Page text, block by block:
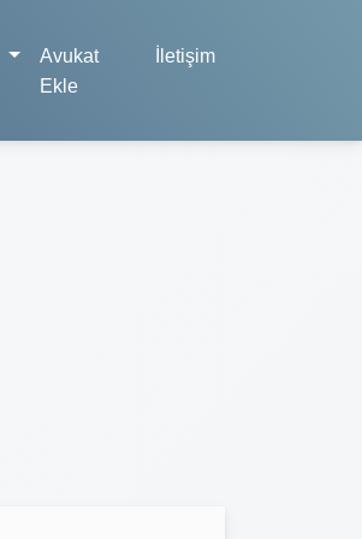
Avukat
Ekle
İletişim